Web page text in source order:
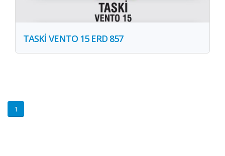
TASKİ VENTO 15 ERD 857
1